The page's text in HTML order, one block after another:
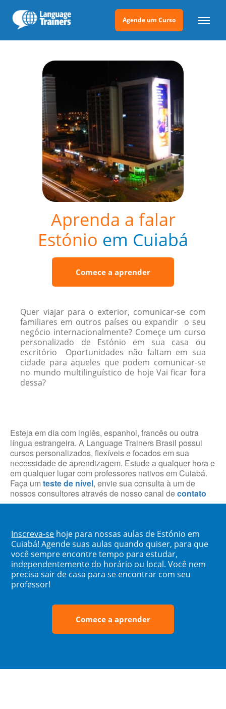
Agende um Curso
Aprenda a falar
Estónio em Cuiabá
Comece a aprender
Quer viajar para o exterior, comunicar-se com
familiares em outros países ou expandir o seu
negócio internacionalmente? Começe um curso
personalizado de Estónio em sua casa ou
escritório Oportunidades não faltam em sua
cidade para aqueles que podem comunicar-se
no mundo multilinguístico de hoje Vai ficar fora
dessa?
Esteja em dia com inglês, espanhol, francês ou outra
língua estrangeira. A Language Trainers Brasil possui
cursos personalizados, flexíveis e focados em sua
necessidade de aprendizagem. Estude a qualquer hora e
em qualquer lugar com professores nativos em Cuiabá.
Faça um teste de nível, envie sua consulta à um de
nossos consultores através de nosso canal decontato
Inscreva-se hoje para nossas aulas de Estónio em
Cuiabá! Agende suas aulas quando quiser, para que
você sempre encontre tempo para estudar,
independentemente do horário ou local. Você nem
precisa sair de casa para se encontrar com seu
professor!
Comece a aprender